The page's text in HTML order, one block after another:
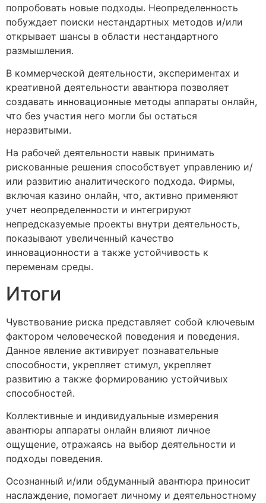
попробовать новые подходы. Неопределенность
побуждает поиски нестандартных методов и/или
открывает шансы в области нестандартного
размышления.
В коммерческой деятельности, экспериментах и
креативной деятельности авантюра позволяет
создавать инновационные методы аппараты онлайн,
что без участия него могли бы остаться
неразвитыми.
На рабочей деятельности навык принимать
рискованные решения способствует управлению и/
или развитию аналитического подхода. Фирмы,
включая казино онлайн, что, активно применяют
учет неопределенности и интегрируют
непредсказуемые проекты внутри деятельность,
показывают увеличенный качество
инновационности а также устойчивость к
переменам среды.
Итоги
Чувствование риска представляет собой ключевым
фактором человеческой поведения и поведения.
Данное явление активирует познавательные
способности, укрепляет стимул, укрепляет
развитию а также формированию устойчивых
способностей.
Коллективные и индивидуальные измерения
авантюры аппараты онлайн влияют личное
ощущение, отражаясь на выбор деятельности и
подходы поведения.
Осознанный и/или обдуманный авантюра приносит
наслаждение, помогает личному и деятельностному